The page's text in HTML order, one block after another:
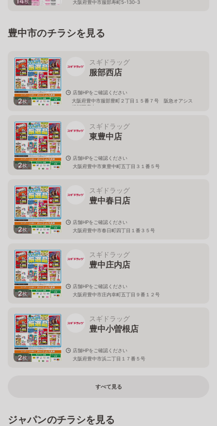
大阪府豊中市服部寿町5-130-3
豊中市のチラシを見る
2枚
スギドラッグ
服部西店
店舗HPをご確認ください
大阪府豊中市服部豊町２丁目１５番７号 阪急オアシス
服部西店内
2枚
スギドラッグ
東豊中店
店舗HPをご確認ください
大阪府豊中市東豊中町五丁目３１番５号
2枚
スギドラッグ
豊中春日店
店舗HPをご確認ください
大阪府豊中市春日町四丁目１番３５号
2枚
スギドラッグ
豊中庄内店
店舗HPをご確認ください
大阪府豊中市庄内幸町五丁目９番１２号
2枚
スギドラッグ
豊中小曽根店
店舗HPをご確認ください
大阪府豊中市浜二丁目１７番５号
すべて見る
ジャパンのチラシを見る